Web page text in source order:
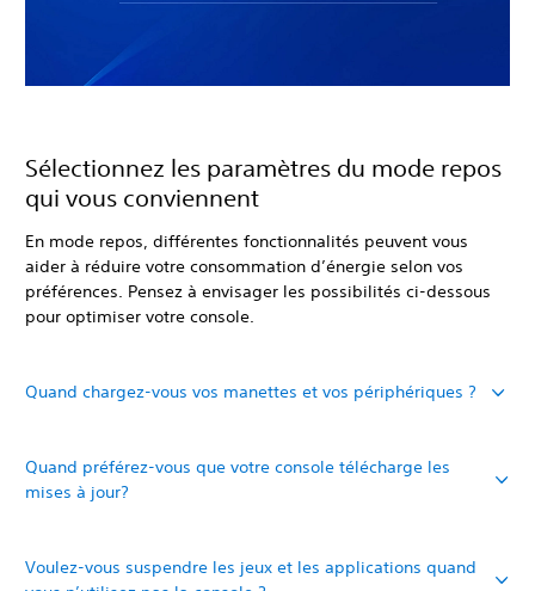
Sélectionnez les paramètres du mode repos
qui vous conviennent
En mode repos, différentes fonctionnalités peuvent vous
aider à réduire votre consommation d’énergie selon vos
préférences. Pensez à envisager les possibilités ci-dessous
pour optimiser votre console.
Quand chargez-vous vos manettes et vos périphériques ?
Quand préférez-vous que votre console télécharge les
mises à jour?
Voulez-vous suspendre les jeux et les applications quand